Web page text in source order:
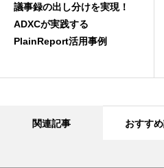
議事録の出し分けを実現！
ADXCが実践する
PlainReport活用事例
関連記事 おすす